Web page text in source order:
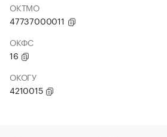
ОКТМО
47737000011
ОКФС
16
ОКОГУ
4210015